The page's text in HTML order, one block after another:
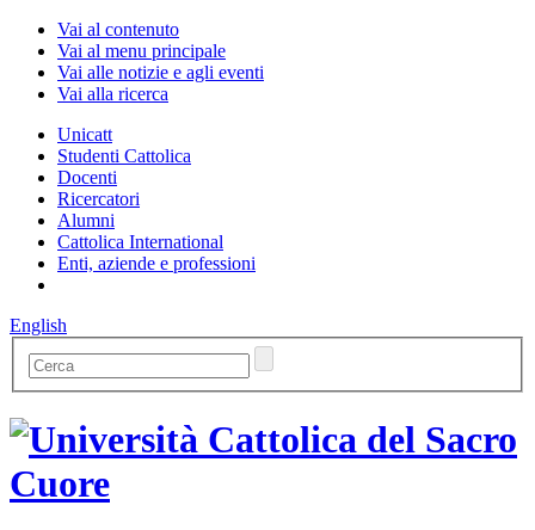
Vai al contenuto
Vai al menu principale
Vai alle notizie e agli eventi
Vai alla ricerca
Unicatt
Studenti Cattolica
Docenti
Ricercatori
Alumni
Cattolica International
Enti, aziende e professioni
English